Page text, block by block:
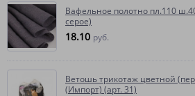
Вафельное полотно пл.110
серое)
18.10 руб.
Ветошь трикотаж цветной
(Импорт) (арт. 31)